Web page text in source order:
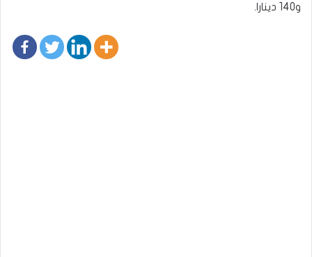
و140 دينارا.